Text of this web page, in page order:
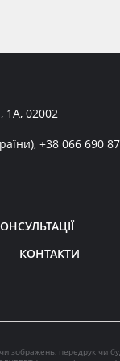
1А, 02002
+38 066 690
КОНТАКТИ
зображень, передрук чи